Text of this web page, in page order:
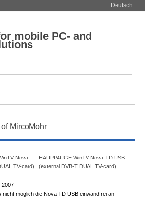
Deutsch
MircoMohr
HAUPPAUGE WinTV Nova-TD USB
(external DVB-T DUAL TV-card)
nicht möglich die Nova-TD USB einwandfrei an